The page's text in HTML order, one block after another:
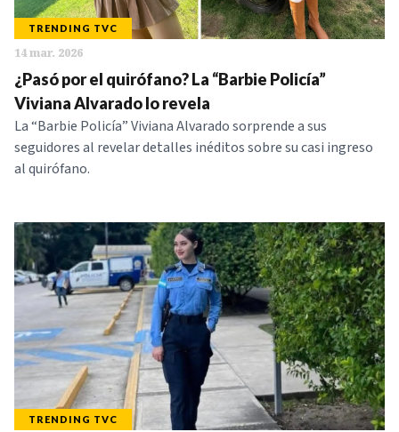
TRENDING TVC
14 mar. 2026
¿Pasó por el quirófano? La “Barbie Policía”
Viviana Alvarado lo revela
La “Barbie Policía” Viviana Alvarado sorprende a sus
seguidores al revelar detalles inéditos sobre su casi ingreso
al quirófano.
TRENDING TVC